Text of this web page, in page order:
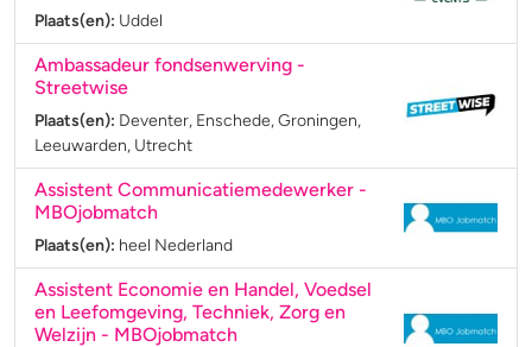
Plaats(en): Uddel
Ambassadeur fondsenwerving -
Streetwise
Plaats(en): Deventer, Enschede, Groningen,
Leeuwarden, Utrecht
Assistent Communicatiemedewerker -
MBOjobmatch
Plaats(en): heel Nederland
Assistent Economie en Handel, Voedsel
en Leefomgeving, Techniek, Zorg en
Welzijn - MBOjobmatch